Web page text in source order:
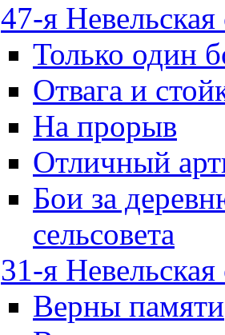
47-я Невельская
Только один
Отвага и
На прорыв
Отличный
Бои за
сельсовета
31-я Невельская
Верны памяти